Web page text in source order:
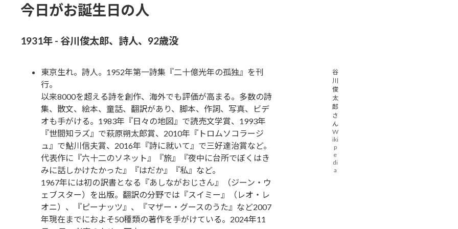
今日がお誕生日の人
1931年 - 谷川俊太郎、詩人、92歳没
東京生れ。詩人。1952年第一詩集『二十億光年の孤独』を刊
行。
以来8000を超える詩を創作、海外でも評価が高まる。多数の詩
集、散文、絵本、童話、翻訳があり、脚本、作詞、写真、ビデ
オも手がける。1983年『日々の地図』で読売文学賞、1993年
『世間知ラズ』で萩原朔太郎賞、2010年『トロムソコラージ
ュ』で鮎川信夫賞、2016年『詩に就いて』で三好達治賞など。
代表作に『六十二のソネット』『旅』『夜中に台所でぼくはき
みに話しかけたかった』『はだか』『私』など。
1967年には初の訳書となる『あしながおじさん』（ジーン・ウ
ェブスター）を出版。翻訳の分野では『スイミー』（レオ・レ
オニ）、『ピーナッツ』、『マザー・グースのうた』など2007
年現在までにおよそ50種類の著作を手がけている。2024年11
谷
川
俊
太
郎
さ
ん
W
iki
p
e
di
a